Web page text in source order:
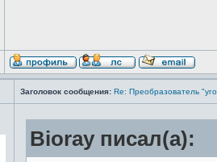
Заголовок сообщения: Re: Преобразователь
Bioray писал(а):